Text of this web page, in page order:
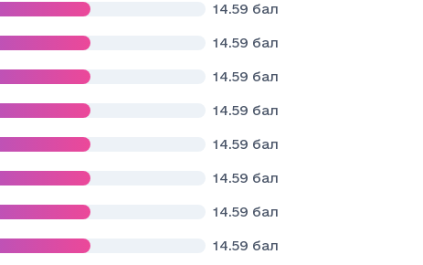
14.59 бал
14.59 бал
14.59 бал
14.59 бал
14.59 бал
14.59 бал
14.59 бал
14.59 бал